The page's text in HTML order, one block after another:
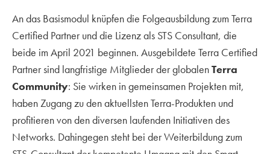
An das Basismodul knüpfen die Folgeausbildung zum Terra
Certified Partner und die Lizenz als STS Consultant, die
beide im April 2021 beginnen. Ausgebildete Terra Certified
Partner sind langfristige Mitglieder der globalenTerra
Community: Sie wirken in gemeinsamen Projekten mit,
haben Zugang zu den aktuellsten Terra-Produkten und
profitieren von den diversen laufenden Initiativen des
Networks. Dahingegen steht bei der Weiterbildung zum